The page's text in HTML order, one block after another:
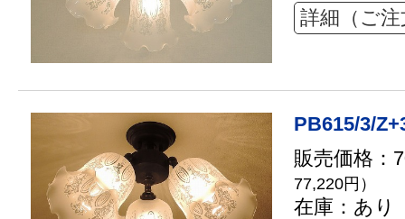
詳細（ご
PB615/3/
販売価格：
77,220円）
在庫：あり